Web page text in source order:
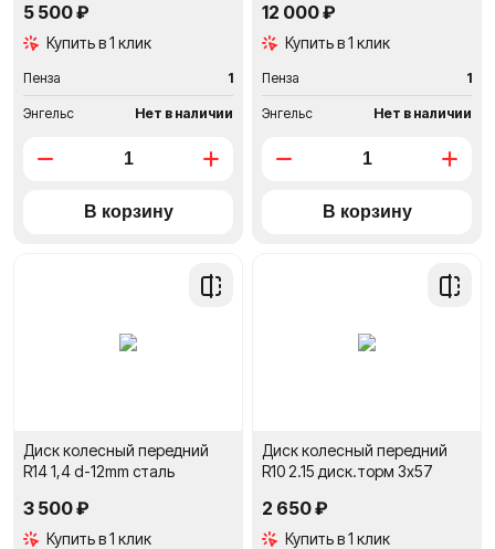
5 500 ₽
Купить в 1 клик
Пенза 1
Энгельс Нет в наличии
12 000 ₽
Купить в 1 клик
Пенза 1
Энгельс Нет в наличии
Добавить
Диск колесный передний
R14 1,4 d-12mm сталь
3 500 ₽
Купить в 1 клик
Диск колесный передний
R10 2.15 диск.торм 3x57
2 650 ₽
Купить в 1 клик